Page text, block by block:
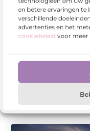
en betere ervaringen te
verschillende
advertenties en het
cookiebeleid voor meer
Winkelen
Verlicht Uw Huis
Lampenwinkel in